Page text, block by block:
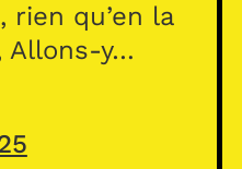
rien qu’en la
Allons-y…